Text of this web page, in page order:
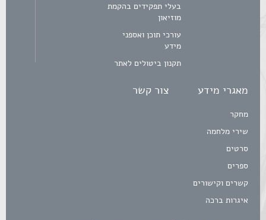
בעלי תפקידים בהקמת
מוזיאון
עורכי תוכן ואספני
מידע
תקנון ביטולים לאתר
מאגרי מידע
מחקר
שירי מלחמה
סרטים
ספרים
קשרים וקישורים
איגרות ברכה
צור קשר